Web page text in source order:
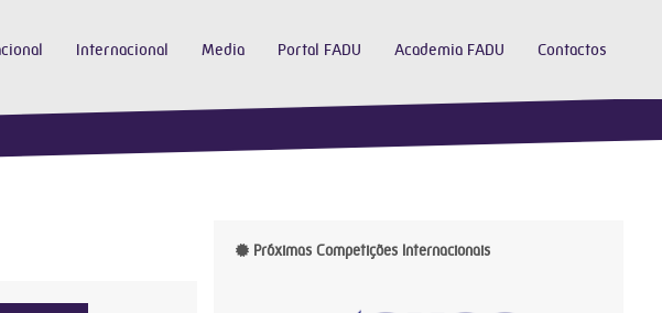
Internacional Media Portal FADU Academia FADU Contactos
Próximas Competições Internacionais